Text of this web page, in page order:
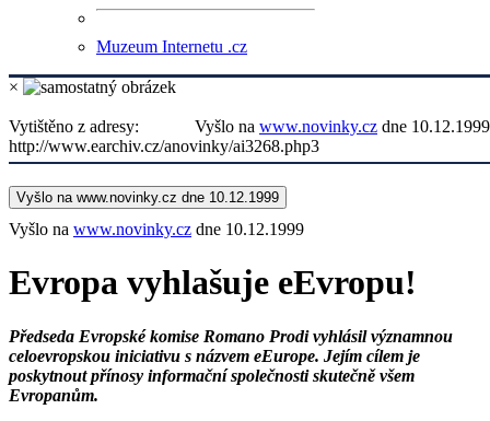
Muzeum Internetu .cz
×
Vyšlo na www.novinky.cz dne 10.12.1999
Vytištěno z adresy:
http://www.earchiv.cz/anovinky/ai3268.php3
Vyšlo na www.novinky.cz dne 10.12.1999
Vyšlo na www.novinky.cz dne 10.12.1999
Evropa vyhlašuje eEvropu!
Předseda Evropské komise Romano Prodi vyhlásil významnou
celoevropskou iniciativu s názvem eEurope. Jejím cílem je
poskytnout přínosy informační společnosti skutečně všem
Evropanům.